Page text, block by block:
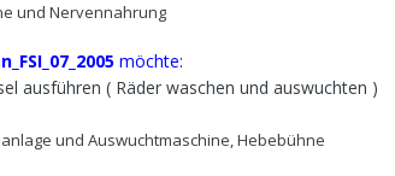
und Nervennahrung
möchte:
ausführen ( Räder waschen und auswuchten )
und Auswuchtmaschine, Hebebühne